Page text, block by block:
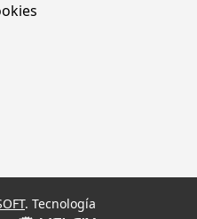
. Tecnología